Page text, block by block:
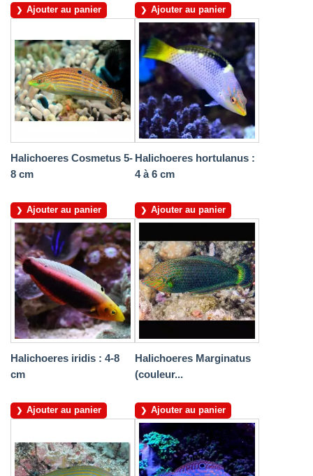
Ajouter au panier Ajouter au panier
Halichoeres Cosmetus 5-
8 cm
Ajouter au panier
Halichoeres hortulanus :
4 à 6 cm
Ajouter au panier
Halichoeres iridis : 4-8
cm
Ajouter au panier
Halichoeres Marginatus
(couleur...
Ajouter au panier